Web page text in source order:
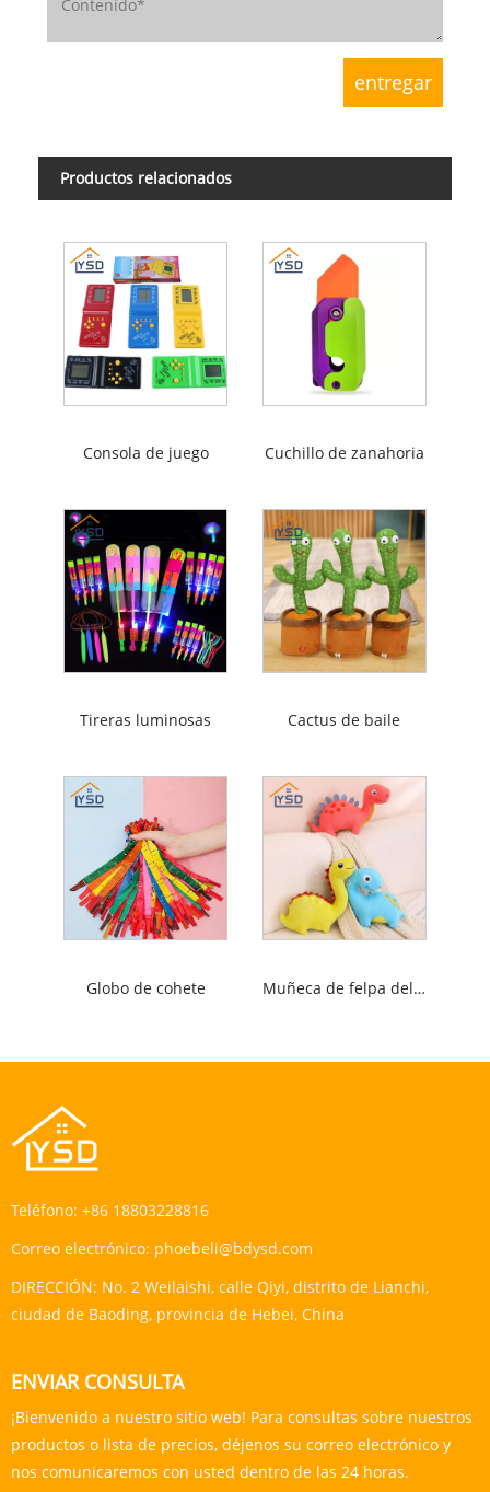
Productos relacionados
Consola de juego Cuchillo de zanahoria
Tireras luminosas Cactus de baile
Globo de cohete Muñeca de felpa del dinosaurio
Teléfono: +86 18803228816
Correo electrónico: phoebeli@bdysd.com
DIRECCIÓN: No. 2 Weilaishi, calle Qiyi, distrito de Lianchi,
ciudad de Baoding, provincia de Hebei, China
ENVIAR CONSULTA
¡Bienvenido a nuestro sitio web! Para consultas sobre nuestros
productos o lista de precios, déjenos su correo electrónico y
nos comunicaremos con usted dentro de las 24 horas.